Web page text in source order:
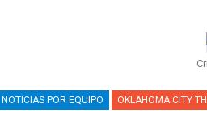
NOTICIAS POR EQUIPO